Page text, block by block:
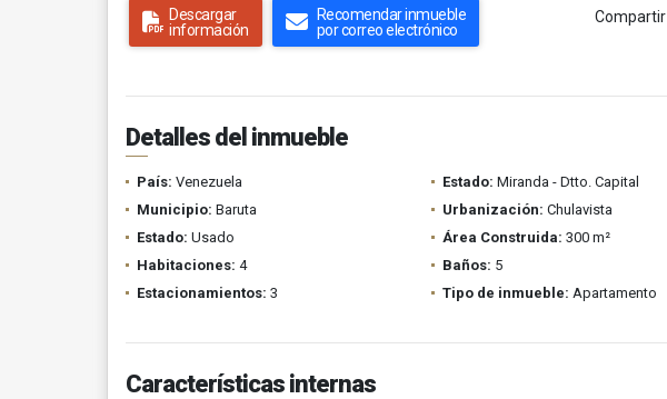
Descargar
información
Recomendar inmueble
por correo electrónico
Compartir
Detalles del inmueble
País: Venezuela Estado: Miranda - Dtto. Capital
Municipio: Baruta Urbanización: Chulavista
Estado: Usado Área Construida: 300 m²
Habitaciones: 4 Baños: 5
Estacionamientos: 3 Tipo de inmueble: Apartamento
Características internas